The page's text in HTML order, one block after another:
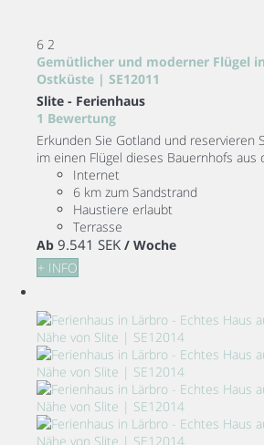
6 2
Gemütlicher und moderner Flügel
Ostküste | SE12011
Slite - Ferienhaus
1 Bewertung
Erkunden Sie Gotland und reservieren
im einen Flügel dieses Bauernhofs aus
Internet
6 km zum Sandstrand
Haustiere erlaubt
Terrasse
Ab 9.541 SEK / Woche
+ INFO